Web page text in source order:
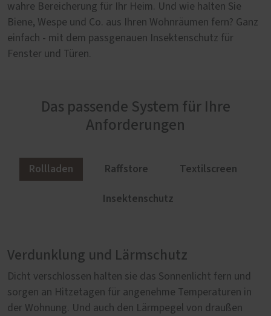
wahre Bereicherung für Ihr Heim. Und wie halten Sie
Biene, Wespe und Co. aus Ihren Wohnräumen fern? Ganz
einfach - mit dem passgenauen Insektenschutz für
Fenster und Türen.
Das passende System für Ihre
Anforderungen
Rollladen Raffstore
Textilscreen
Insektenschutz
Verdunklung und Lärmschutz
Dicht verschlossen halten sie das Sonnenlicht fern und
sorgen an Hitzetagen für angenehme Temperaturen in
der Wohnung. Und auch den Lärmpegel von draußen
Lichtlenker für große Fensterflächen
Raffstoren sind im Vergleich zu Rollläden deutlich
leichter und eignen sich deshalb besonders für große
Fensterflächen. Dank der schwenkbaren Lamellen
Durchsicht und UV-Filter
Sie legen viel Wert auf einen effektiven Sonnenschutz,
aber möchten auch die Sicht nach draußen genießen?
Dann sind hochwertige Textilscreens Ihre Lösung. Sie
Dezentes Design und bequeme Montage
Dieser Insektenschutz sieht gut aus und ist auch noch
wunderbar leicht zu installieren: Wir bieten passgenaue
Lösungen für Ihre Fenster und Türen für Balkon, Terrasse